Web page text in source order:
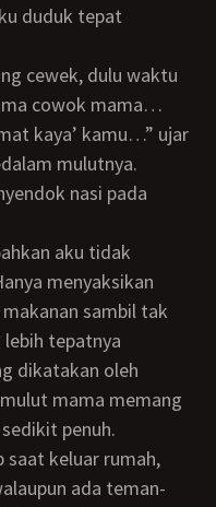
duduk tepat
cowok mama…
kaya’ kamu…” ujar
mulutnya.
nasi pada
menyaksikan
sambil tak
tepatnya
dikatakan oleh
mama memang
penuh.
ada teman-